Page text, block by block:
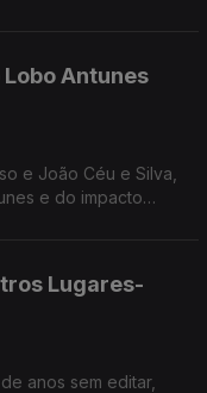
Antunes
e João Céu e Silva,
e do impacto
Lugares-
anos sem editar,